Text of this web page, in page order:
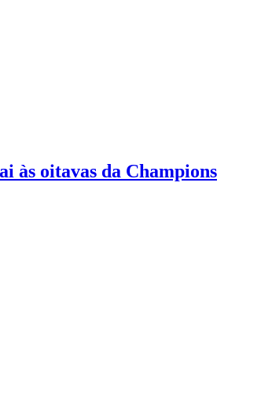
às oitavas da Champions